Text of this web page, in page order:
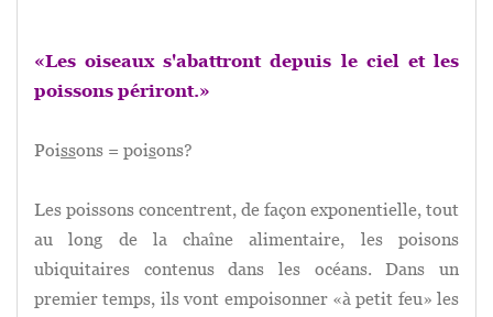
«Les oiseaux s'abattront depuis le ciel et les
poissons périront.»
Poissons = poisons?
Les poissons concentrent, de façon exponentielle, tout
au long de la chaîne alimentaire, les poisons
ubiquitaires contenus dans les océans. Dans un
premier temps, ils vont empoisonner «à petit feu» les